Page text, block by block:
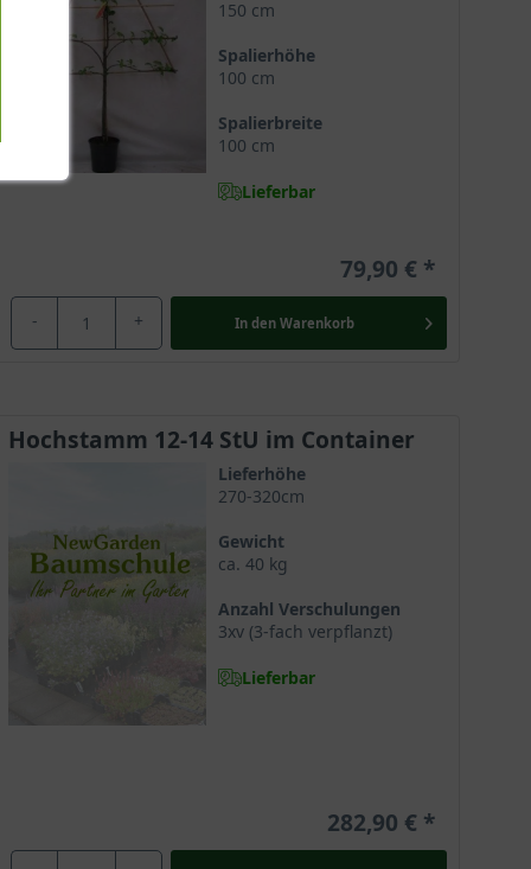
150 cm
Spalierhöhe
100 cm
Spalierbreite
100 cm
Lieferbar
79,90 €
- + In den Warenkorb
Hochstamm 12-14 StU im Container
Lieferhöhe
270-320cm
Gewicht
ca. 40 kg
Anzahl Verschulungen
3xv (3-fach verpflanzt)
Lieferbar
282,90 €